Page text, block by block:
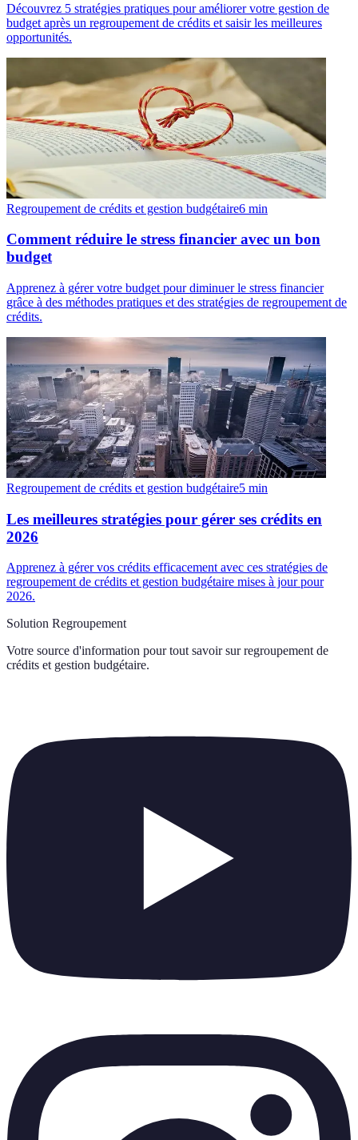
Découvrez 5 stratégies pratiques pour améliorer votre gestion de
budget après un regroupement de crédits et saisir les meilleures
opportunités.
Regroupement de crédits et gestion budgétaire6 min
Comment réduire le stress financier avec un bon
budget
Apprenez à gérer votre budget pour diminuer le stress financier
grâce à des méthodes pratiques et des stratégies de regroupement de
crédits.
Regroupement de crédits et gestion budgétaire5 min
Les meilleures stratégies pour gérer ses crédits en
2026
Apprenez à gérer vos crédits efficacement avec ces stratégies de
regroupement de crédits et gestion budgétaire mises à jour pour
2026.
Solution Regroupement
Votre source d'information pour tout savoir sur regroupement de
crédits et gestion budgétaire.